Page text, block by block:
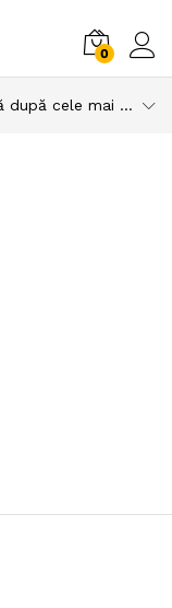
0
Sortează după cele mai recente